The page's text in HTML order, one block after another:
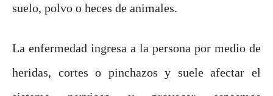
suelo, polvo o heces de animales.
La enfermedad ingresa a la persona por medio de
heridas, cortes o pinchazos y suele afectar el